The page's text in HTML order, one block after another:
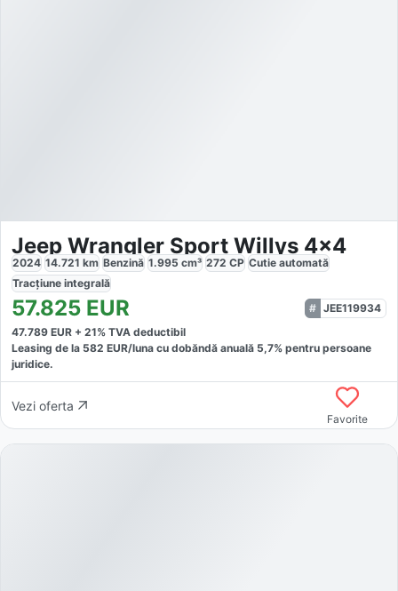
Jeep Wrangler Sport Willys 4x4
2024 14.721 km Benzină 1.995 cm³ 272 CP Cutie automată
Tracțiune integrală
57.825 EUR
JEE119934
47.789 EUR + 21% TVA deductibil
Leasing de la 582 EUR/luna cu dobăndă anuală 5,7% pentru persoane
juridice.
Vezi oferta
Favorite